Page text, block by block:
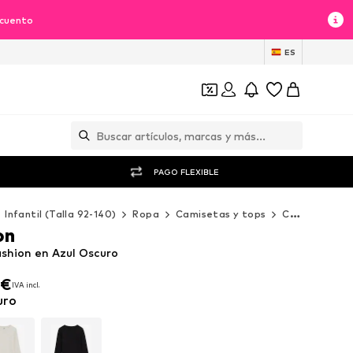
ES
PAGO FLEXIBLE
Infantil (Talla 92-140) Ropa Camisetas y tops Camisetas de manga larga
IVA incl.
IVA incl.
en Azul Oscuro